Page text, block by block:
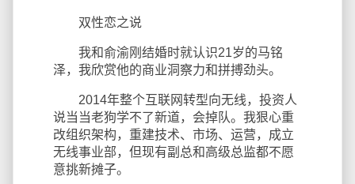
双性恋之说
我和俞渝刚结婚时就认识21岁的马铭
泽，我欣赏他的商业洞察力和拼搏劲头。
2014年整个互联网转型向无线，投资人
说当当老狗学不了新道，会掉队。我狠心重
改组织架构，重建技术、市场、运营，成立
无线事业部，但现有副总和高级总监都不愿
意挑新摊子。